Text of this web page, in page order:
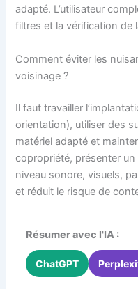
adapté. L’utilisateur
filtres et la vérification de
Comment éviter les
voisinage ?
Il faut travailler
orientation), utiliser des
matériel adapté et
copropriété, présenter
niveau sonore, visuels,
et réduit le risque de
Résumer avec l'IA :
ChatGPT